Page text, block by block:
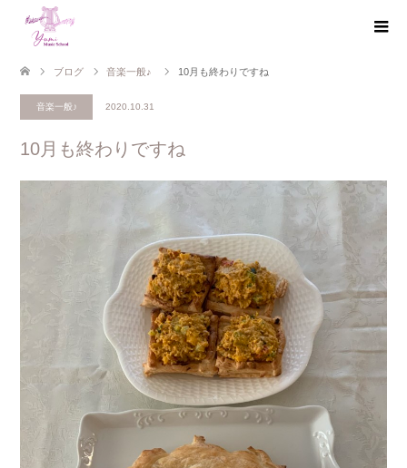
ブログ 音楽一般♪ 10月も終わりですね
音楽一般♪ 2020.10.31
10月も終わりですね